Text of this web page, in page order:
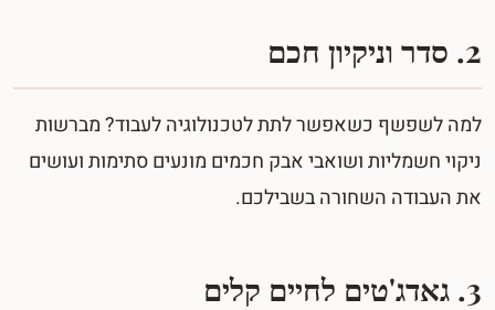
2. סדר וניקיון חכם
למה לשפשף כשאפשר לתת לטכנולוגיה לעבוד? מברשות
ניקוי חשמליות ושואבי אבק חכמים מונעים סתימות ועושים
את העבודה השחורה בשבילכם.
3. גאדג'טים לחיים קלים